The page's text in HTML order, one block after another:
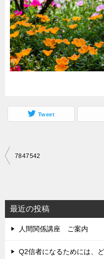
Tweet
投
ビ
ゲ
ー
シ
7847542
最近の投稿
人間関係講座 ご案内
Q2信者になるためには、